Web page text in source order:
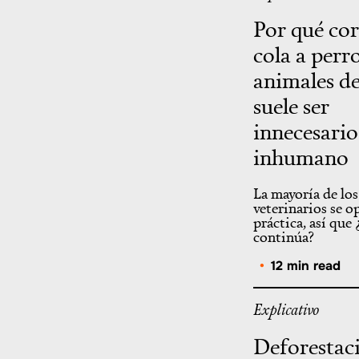
Por qué
cola a
animales
suele ser
inhumano
La mayoría de los
veterinarios se
práctica, así que
continúa?
• 12 min read
Explicativo